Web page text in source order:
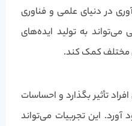
در دنیای علمی و فناوری
به تولید ایده‌های
مختلف کمک کند.
تأثیر بگذارد و احساسات
آورد. این تجربیات می‌تواند